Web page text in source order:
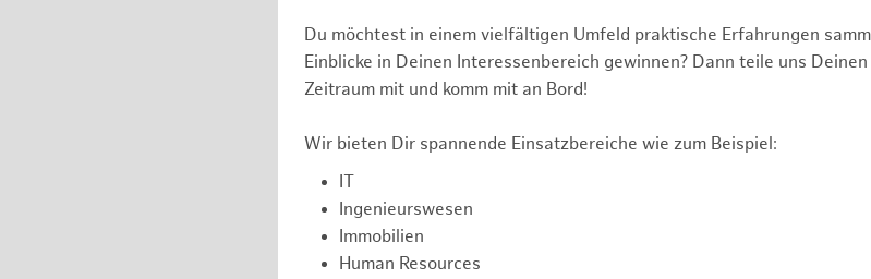
Du möchtest in einem vielfältigen Umfeld praktische Erfahrungen
Einblicke in Deinen Interessenbereich gewinnen? Dann teile uns
Zeitraum mit und komm mit an Bord!
Wir bieten Dir spannende Einsatzbereiche wie zum Beispiel:
IT
Ingenieurswesen
Immobilien
Human Resources